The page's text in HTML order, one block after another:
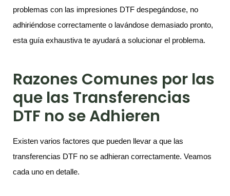
problemas con las impresiones DTF despegándose, no
adhiriéndose correctamente o lavándose demasiado pronto,
esta guía exhaustiva te ayudará a solucionar el problema.
Razones Comunes por las
que las Transferencias
DTF no se Adhieren
Existen varios factores que pueden llevar a que las
transferencias DTF no se adhieran correctamente. Veamos
cada uno en detalle.